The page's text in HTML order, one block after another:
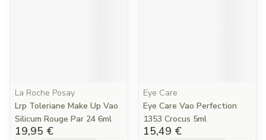
La Roche Posay
Lrp Toleriane Make Up Vao
Silicum Rouge Par 24 6ml
19,95 €
Eye Care
Eye Care Vao Perfection
1353 Crocus 5ml
15,49 €